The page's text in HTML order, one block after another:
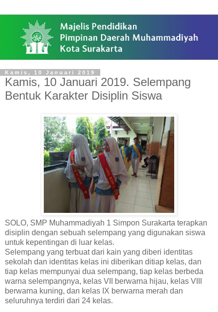
Kamis, 10 Januari 2019
Kamis, 10 Januari 2019. Selempang
Bentuk Karakter Disiplin Siswa
SOLO, SMP Muhammadiyah 1 Simpon Surakarta terapkan
disiplin dengan sebuah selempang yang digunakan siswa
untuk kepentingan di luar kelas.
Selempang yang terbuat dari kain yang diberi identitas
sekolah dan identitas kelas ini diberikan ditiap kelas, dan
tiap kelas mempunyai dua selempang, tiap kelas berbeda
warna selempangnya, kelas VII berwarna hijau, kelas VIII
berwarna kuning, dan kelas IX berwarna merah dan
seluruhnya terdiri dari 24 kelas.